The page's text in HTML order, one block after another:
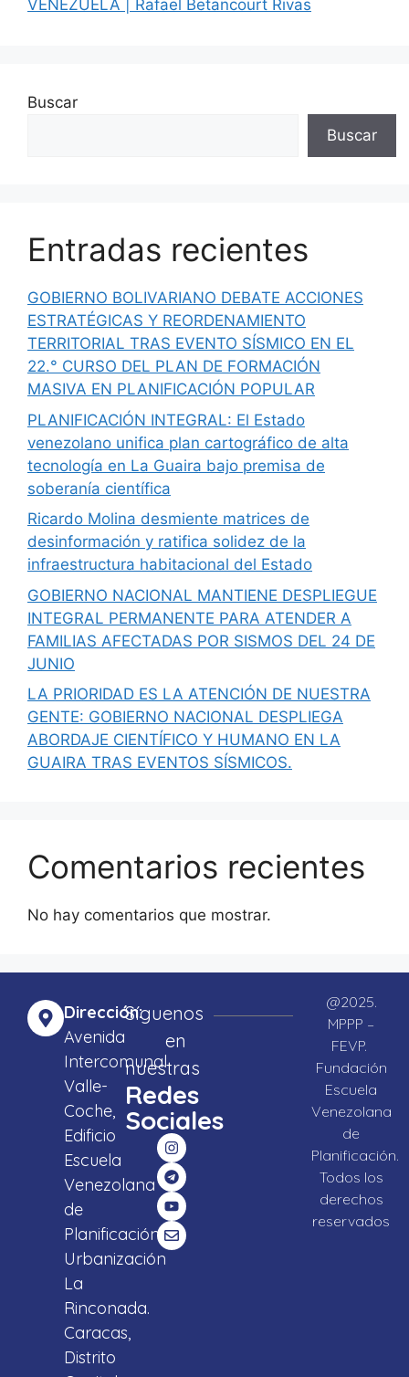
VENEZUELA | Rafael Betancourt Rivas
Buscar
Buscar
Entradas recientes
GOBIERNO BOLIVARIANO DEBATE ACCIONES
ESTRATÉGICAS Y REORDENAMIENTO
TERRITORIAL TRAS EVENTO SÍSMICO EN EL
22.° CURSO DEL PLAN DE FORMACIÓN
MASIVA EN PLANIFICACIÓN POPULAR
PLANIFICACIÓN INTEGRAL: El Estado
venezolano unifica plan cartográfico de alta
tecnología en La Guaira bajo premisa de
soberanía científica
Ricardo Molina desmiente matrices de
desinformación y ratifica solidez de la
infraestructura habitacional del Estado
GOBIERNO NACIONAL MANTIENE DESPLIEGUE
INTEGRAL PERMANENTE PARA ATENDER A
FAMILIAS AFECTADAS POR SISMOS DEL 24 DE
JUNIO
LA PRIORIDAD ES LA ATENCIÓN DE NUESTRA
GENTE: GOBIERNO NACIONAL DESPLIEGA
ABORDAJE CIENTÍFICO Y HUMANO EN LA
GUAIRA TRAS EVENTOS SÍSMICOS.
Comentarios recientes
No hay comentarios que mostrar.
Dirección:
Avenida
Intercomunal
Valle-
Coche,
Edificio
Escuela
Venezolana
de
Planificación,
Urbanización
La
Rinconada.
Caracas,
Distrito
Síguenos
en
nuestras
Redes
Sociales
@2025.
MPPP –
FEVP.
Fundación
Escuela
Venezolana
de
Planificación.
Todos los
derechos
reservados